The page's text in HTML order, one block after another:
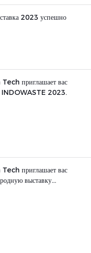
2023 успешно
приглашает вас
INDOWASTE 2023.
приглашает вас
выставку